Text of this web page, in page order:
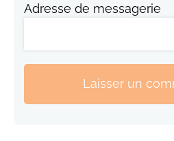
Adresse de messagerie
Laisser un